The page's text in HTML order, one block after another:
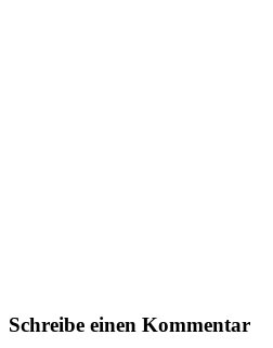
Schreibe einen Kommentar